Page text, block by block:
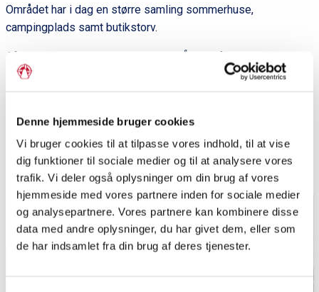
Denne hjemmeside bruger cookies
Vi bruger cookies til at tilpasse vores indhold, til at vise
dig funktioner til sociale medier og til at analysere vores
trafik. Vi deler også oplysninger om din brug af vores
hjemmeside med vores partnere inden for sociale medier
og analysepartnere. Vores partnere kan kombinere disse
data med andre oplysninger, du har givet dem, eller som
de har indsamlet fra din brug af deres tjenester.
Området har i dag en større samling sommerhuse,
campingplads samt butikstorv.
Af H.E. Sørensen i Sønderjylland A-Å, red. af Inge Adriansen,
Elsemarie Dam Jensen og Lennart S. Madsen. Aabenraa:
Litteratur: H.E. Sørensen:Lakolk 1898-1998.
Kommune.Lokalplan 705/2004 for sommerhusområdet
Lakolk.2004.